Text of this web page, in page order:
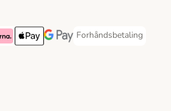
MethodMethod
Payment Method
Apple Pay Payment Method
Google Pay Payment Method
Forhåndsbetaling
Forhåndsbetaling